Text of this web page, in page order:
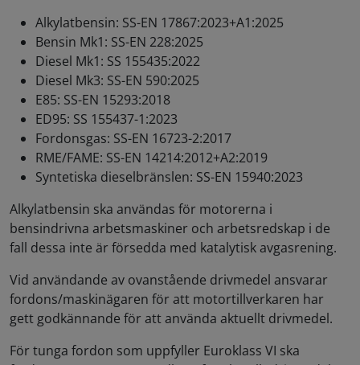
Alkylatbensin: SS-EN 17867:2023+A1:2025
Bensin Mk1: SS-EN 228:2025
Diesel Mk1: SS 155435:2022
Diesel Mk3: SS-EN 590:2025
E85: SS-EN 15293:2018
ED95: SS 155437-1:2023
Fordonsgas: SS-EN 16723-2:2017
RME/FAME: SS-EN 14214:2012+A2:2019
Syntetiska dieselbränslen: SS-EN 15940:2023
Alkylatbensin ska användas för motorerna i
bensindrivna arbetsmaskiner och arbetsredskap i de
fall dessa inte är försedda med katalytisk avgasrening.
Vid användande av ovanstående drivmedel ansvarar
fordons/maskinägaren för att motortillverkaren har
gett godkännande för att använda aktuellt drivmedel.
För tunga fordon som uppfyller Euroklass VI ska